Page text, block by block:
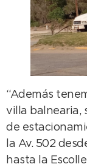
“Además
villa balnearia,
de
la Av. 502
hasta la